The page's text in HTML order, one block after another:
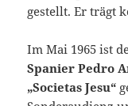
gestellt. Er trägt
Im Mai 1965 ist
Spanier Pedro
„Societas Jesu“